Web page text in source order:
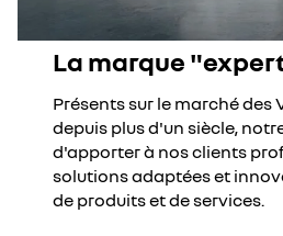
La marque
Présents sur le marché des
depuis plus d'un siècle,
d'apporter à nos clients
solutions adaptées et
de produits et de services.